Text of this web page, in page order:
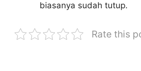
biasanya sudah tutup.
Rate this